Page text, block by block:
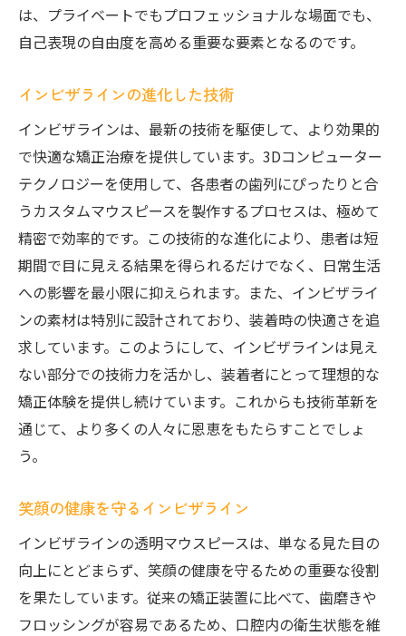
は、プライベートでもプロフェッショナルな場面でも、
自己表現の自由度を高める重要な要素となるのです。
インビザラインの進化した技術
インビザラインは、最新の技術を駆使して、より効果的
で快適な矯正治療を提供しています。3Dコンピューター
テクノロジーを使用して、各患者の歯列にぴったりと合
うカスタムマウスピースを製作するプロセスは、極めて
精密で効率的です。この技術的な進化により、患者は短
期間で目に見える結果を得られるだけでなく、日常生活
への影響を最小限に抑えられます。また、インビザライ
ンの素材は特別に設計されており、装着時の快適さを追
求しています。このようにして、インビザラインは見え
ない部分での技術力を活かし、装着者にとって理想的な
矯正体験を提供し続けています。これからも技術革新を
通じて、より多くの人々に恩恵をもたらすことでしょ
う。
笑顔の健康を守るインビザライン
インビザラインの透明マウスピースは、単なる見た目の
向上にとどまらず、笑顔の健康を守るための重要な役割
を果たしています。従来の矯正装置に比べて、歯磨きや
フロッシングが容易であるため、口腔内の衛生状態を維